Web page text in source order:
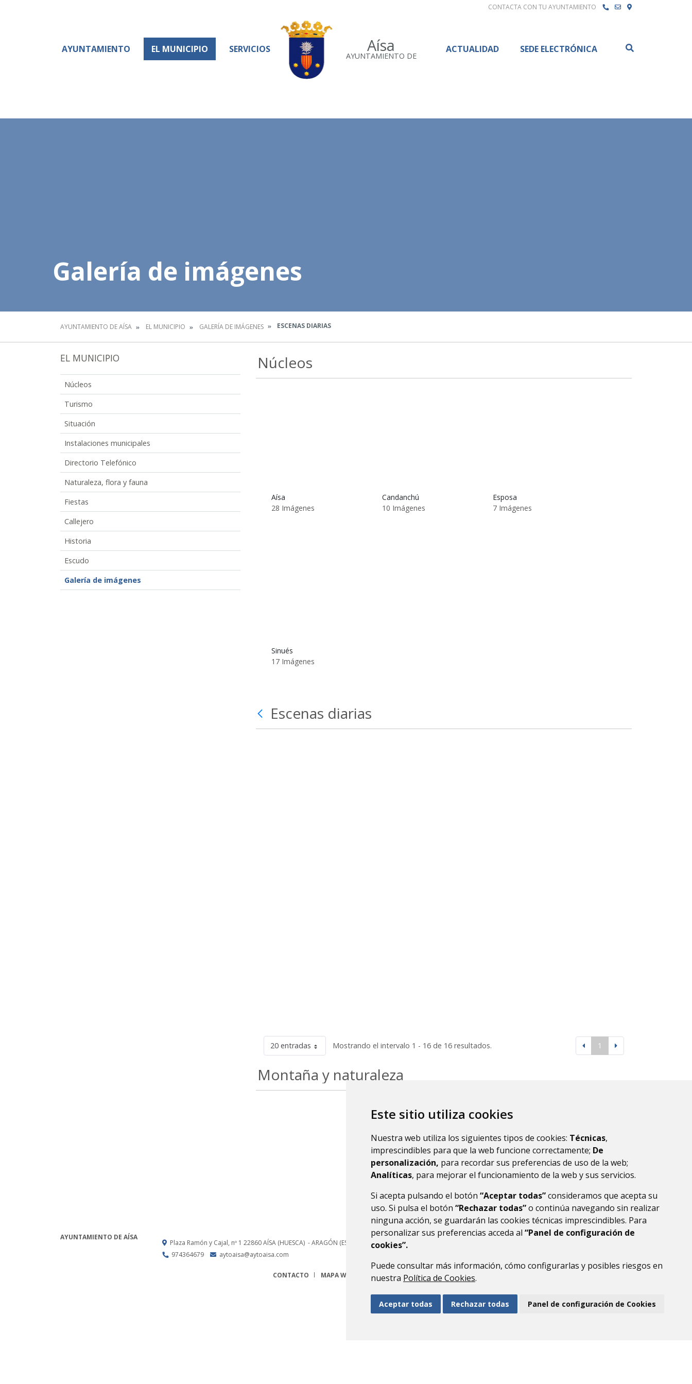
Este sitio utiliza cookies
Nuestra web utiliza los siguientes tipos de cookies: Técnicas,
imprescindibles para que la web funcione correctamente; De
personalización, para recordar sus preferencias de uso de la web;
Analíticas, para mejorar el funcionamiento de la web y sus servicios.
Si acepta pulsando el botón “Aceptar todas”consideramos que acepta su
uso. Si pulsa el botón “Rechazar todas”o continúa navegando sin realizar
ninguna acción, se guardarán las cookies técnicas imprescindibles. Para
personalizar sus preferencias acceda al “Panel de configuración de
cookies”.
Puede consultar más información, cómo configurarlas y posibles riesgos en
nuestra Política de Cookies.
Aceptar todas Rechazar todas Panel de configuración de Cookies
CONTACTA CON TU AYUNTAMIENTO
Aísa
AYUNTAMIENTO DE
AYUNTAMIENTO EL MUNICIPIO SERVICIOS ACTUALIDAD SEDE ELECTRÓNICA
Galería de imágenes
AYUNTAMIENTO DE AÍSA EL MUNICIPIO GALERÍA DE IMÁGENES ESCENAS DIARIAS
EL MUNICIPIO
Núcleos
Turismo
Situación
Instalaciones municipales
Directorio Telefónico
Naturaleza, flora y fauna
Fiestas
Callejero
Historia
Escudo
Galería de imágenes
Núcleos
Aísa
28 Imágenes
Candanchú
10 Imágenes
Esposa
7 Imágenes
Sinués
17 Imágenes
Escenas diarias
20 entradas Mostrando el intervalo 1 - 16 de 16 resultados. 1
Montaña y naturaleza
AYUNTAMIENTO DE AÍSA
Plaza Ramón y Cajal, nº 1 22860AÍSA (HUESCA) - ARAGÓN (ESPAÑA)
974364679
aytoaisa@aytoaisa.com
CONTACTO MAPA WEB AVISO LEGAL PROTECCIÓN DE DATOS